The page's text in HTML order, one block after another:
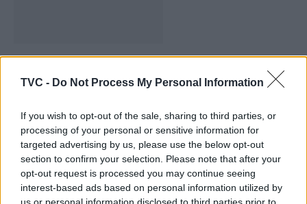
TVC - Do Not Process My Personal Information
If you wish to opt-out of the sale, sharing to third parties, or
processing of your personal or sensitive information for
targeted advertising by us, please use the below opt-out
section to confirm your selection. Please note that after your
opt-out request is processed you may continue seeing
interest-based ads based on personal information utilized by
Sinfónica da ARMAB pelo 1º lugar no
certame internacional de Valência